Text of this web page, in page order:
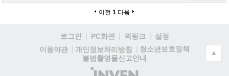
이전 1 다음
로그인 PC화면 퀵링크
설정
이용약관
개인정보처리방침
청소년보호정책
불법촬영물신고안내
(주)
▲